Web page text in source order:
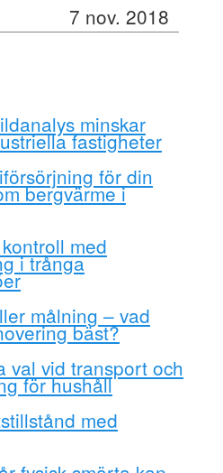
7 nov. 2018
minskar
fastigheter
för din
bergvärme i
med
i trånga
målning – vad
bäst?
val vid transport och
för hushåll
med